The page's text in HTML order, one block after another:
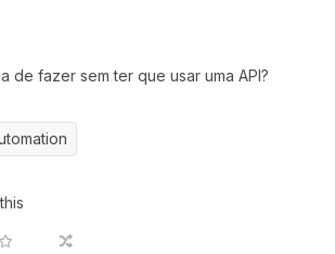
de fazer sem ter que usar uma API?